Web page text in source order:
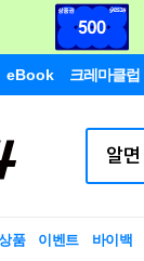
eBook 크레마클럽
품 이벤트 바이백